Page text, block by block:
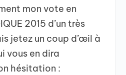
mon vote en
2015 d’un très
jetez un coup d’œil à
vous en dira
hésitation :